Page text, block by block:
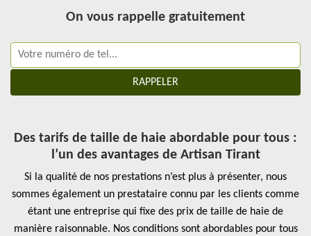
On vous rappelle gratuitement
Des tarifs de taille de haie abordable pour tous :
l’un des avantages de Artisan Tirant
Si la qualité de nos prestations n’est plus à présenter, nous
sommes également un prestataire connu par les clients comme
étant une entreprise qui fixe des prix de taille de haie de
manière raisonnable. Nos conditions sont abordables pour tous